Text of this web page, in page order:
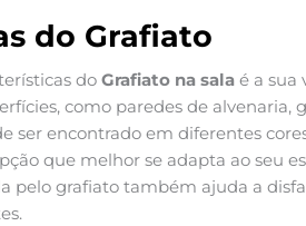
do Grafiato
do Grafiato na sala é a sua
como paredes de alvenaria,
ser encontrado em diferentes
que melhor se adapta ao seu
pelo grafiato também ajuda a